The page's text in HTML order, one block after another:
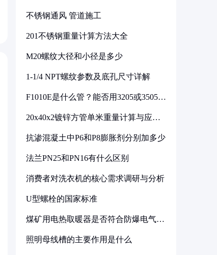
不锈钢通风 管道施工
201不锈钢重量计算方法大全
M20螺纹大径和小径是多少
1-1/4 NPT螺纹参数及底孔尺寸详解
F1010E是什么管？能否用3205或3505代
20x40x2镀锌方管单米重量计算与应用
抗渗混凝土中P6和P8膨胀剂分别加多少
法兰PN25和PN16有什么区别
消费者对洗衣机的核心需求调研与分析
U型螺栓的国家标准
煤矿用电热取暖器是否符合防爆电气设
照明母线槽的主要作用是什么